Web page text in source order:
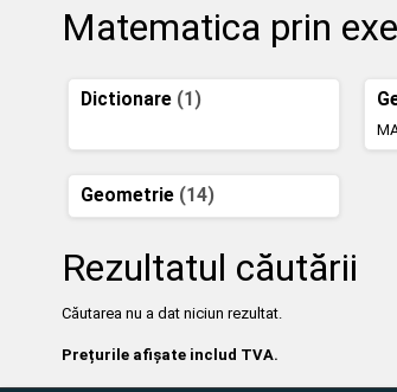
Matematica prin
Dictionare (1)
Geometrie (14)
Rezultatul căutării
Căutarea nu a dat niciun rezultat.
Prețurile afișate includ TVA.